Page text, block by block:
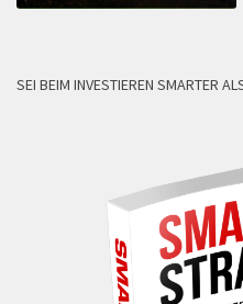
SEI BEIM INVESTIEREN SMARTER